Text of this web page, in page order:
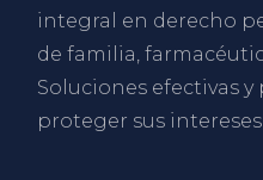
integral en derecho
de familia,
Soluciones efectivas
proteger sus